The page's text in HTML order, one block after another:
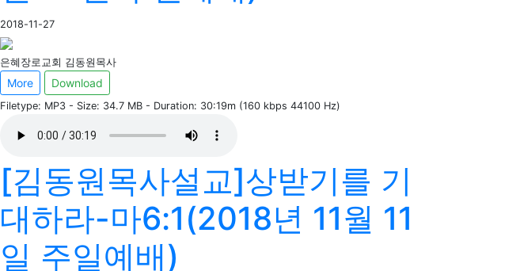
2018-11-27
은혜장로교회 김동원목사
More Download
Filetype: MP3 - Size: 34.7 MB - Duration: 30:19m (160 kbps 44100 Hz)
[김동원목사설교]상받기를 기
대하라-마6:1(2018년 11월 11
일 주일예배)